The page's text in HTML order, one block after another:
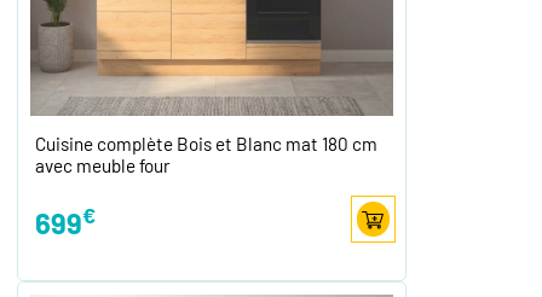
Cuisine complète Bois et Blanc mat 180 cm
avec meuble four
699€